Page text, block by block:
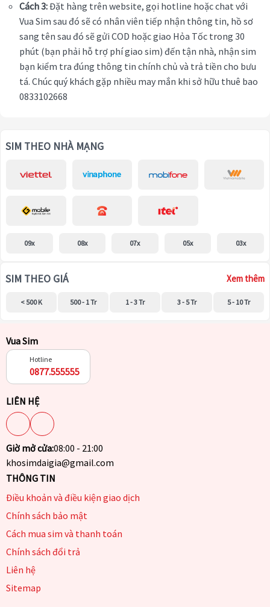
Cách 3:Đặt hàng trên website, gọi hotline hoặc chat với
Vua Sim sau đó sẽ có nhân viên tiếp nhận thông tin, hồ sơ
sang tên sau đó sẽ gửi COD hoặc giao Hỏa Tốc trong 30
phút (bạn phải hỗ trợ phí giao sim) đến tận nhà, nhận sim
bạn kiểm tra đúng thông tin chính chủ và trả tiền cho bưu
tá. Chúc quý khách gặp nhiều may mắn khi sở hữu thuê bao
0833102668
SIM THEO NHÀ MẠNG
09x 08x 07x 05x 03x
SIM THEO GIÁ Xem thêm
< 500 K 500 - 1 Tr 1 - 3 Tr 3 - 5 Tr 5 - 10 Tr
Vua Sim
Hotline
0877.555555
LIÊN HỆ
Giờ mở cửa:08:00 - 21:00
khosimdaigia@gmail.com
THÔNG TIN
Điều khoản và điều kiện giao dịch
Chính sách bảo mật
Cách mua sim và thanh toán
Chính sách đổi trả
Liên hệ
Sitemap